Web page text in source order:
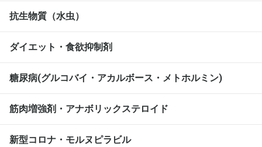
抗生物質（水虫）
ダイエット・食欲抑制剤
糖尿病(グルコバイ・アカルボース・メトホルミン)
筋肉増強剤・アナボリックステロイド
新型コロナ・モルヌピラビル